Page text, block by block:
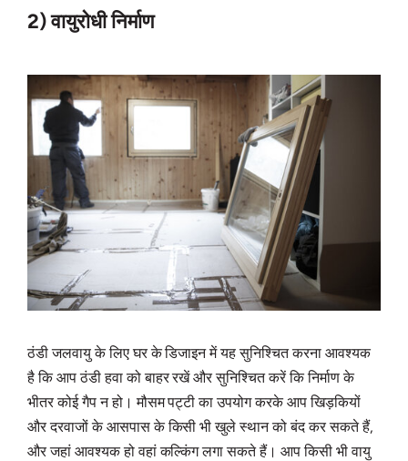
2) वायुरोधी निर्माण
ठंडी जलवायु के लिए घर के डिजाइन में यह सुनिश्चित करना आवश्यक
है कि आप ठंडी हवा को बाहर रखें और सुनिश्चित करें कि निर्माण के
भीतर कोई गैप न हो। मौसम पट्टी का उपयोग करके आप खिड़कियों
और दरवाजों के आसपास के किसी भी खुले स्थान को बंद कर सकते हैं,
और जहां आवश्यक हो वहां कल्किंग लगा सकते हैं। आप किसी भी वायु